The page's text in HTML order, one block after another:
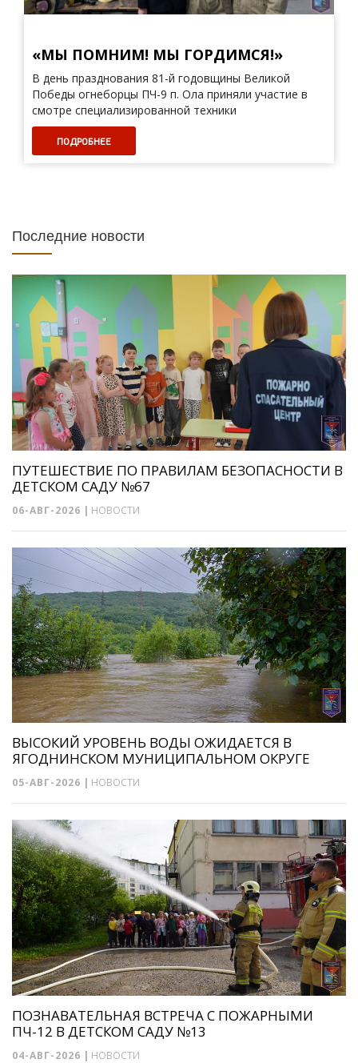
«МЫ ПОМНИМ! МЫ ГОРДИМСЯ!»
В день празднования 81-й годовщины Великой
Победы огнеборцы ПЧ-9 п. Ола приняли участие в
смотре специализированной техники
ПОДРОБНЕЕ
Последние новости
ПУТЕШЕСТВИЕ ПО ПРАВИЛАМ БЕЗОПАСНОСТИ В
ДЕТСКОМ САДУ №67
06-АВГ-2026 | НОВОСТИ
ВЫСОКИЙ УРОВЕНЬ ВОДЫ ОЖИДАЕТСЯ В
ЯГОДНИНСКОМ МУНИЦИПАЛЬНОМ ОКРУГЕ
05-АВГ-2026 | НОВОСТИ
ПОЗНАВАТЕЛЬНАЯ ВСТРЕЧА С ПОЖАРНЫМИ
ПЧ-12 В ДЕТСКОМ САДУ №13
04-АВГ-2026 | НОВОСТИ